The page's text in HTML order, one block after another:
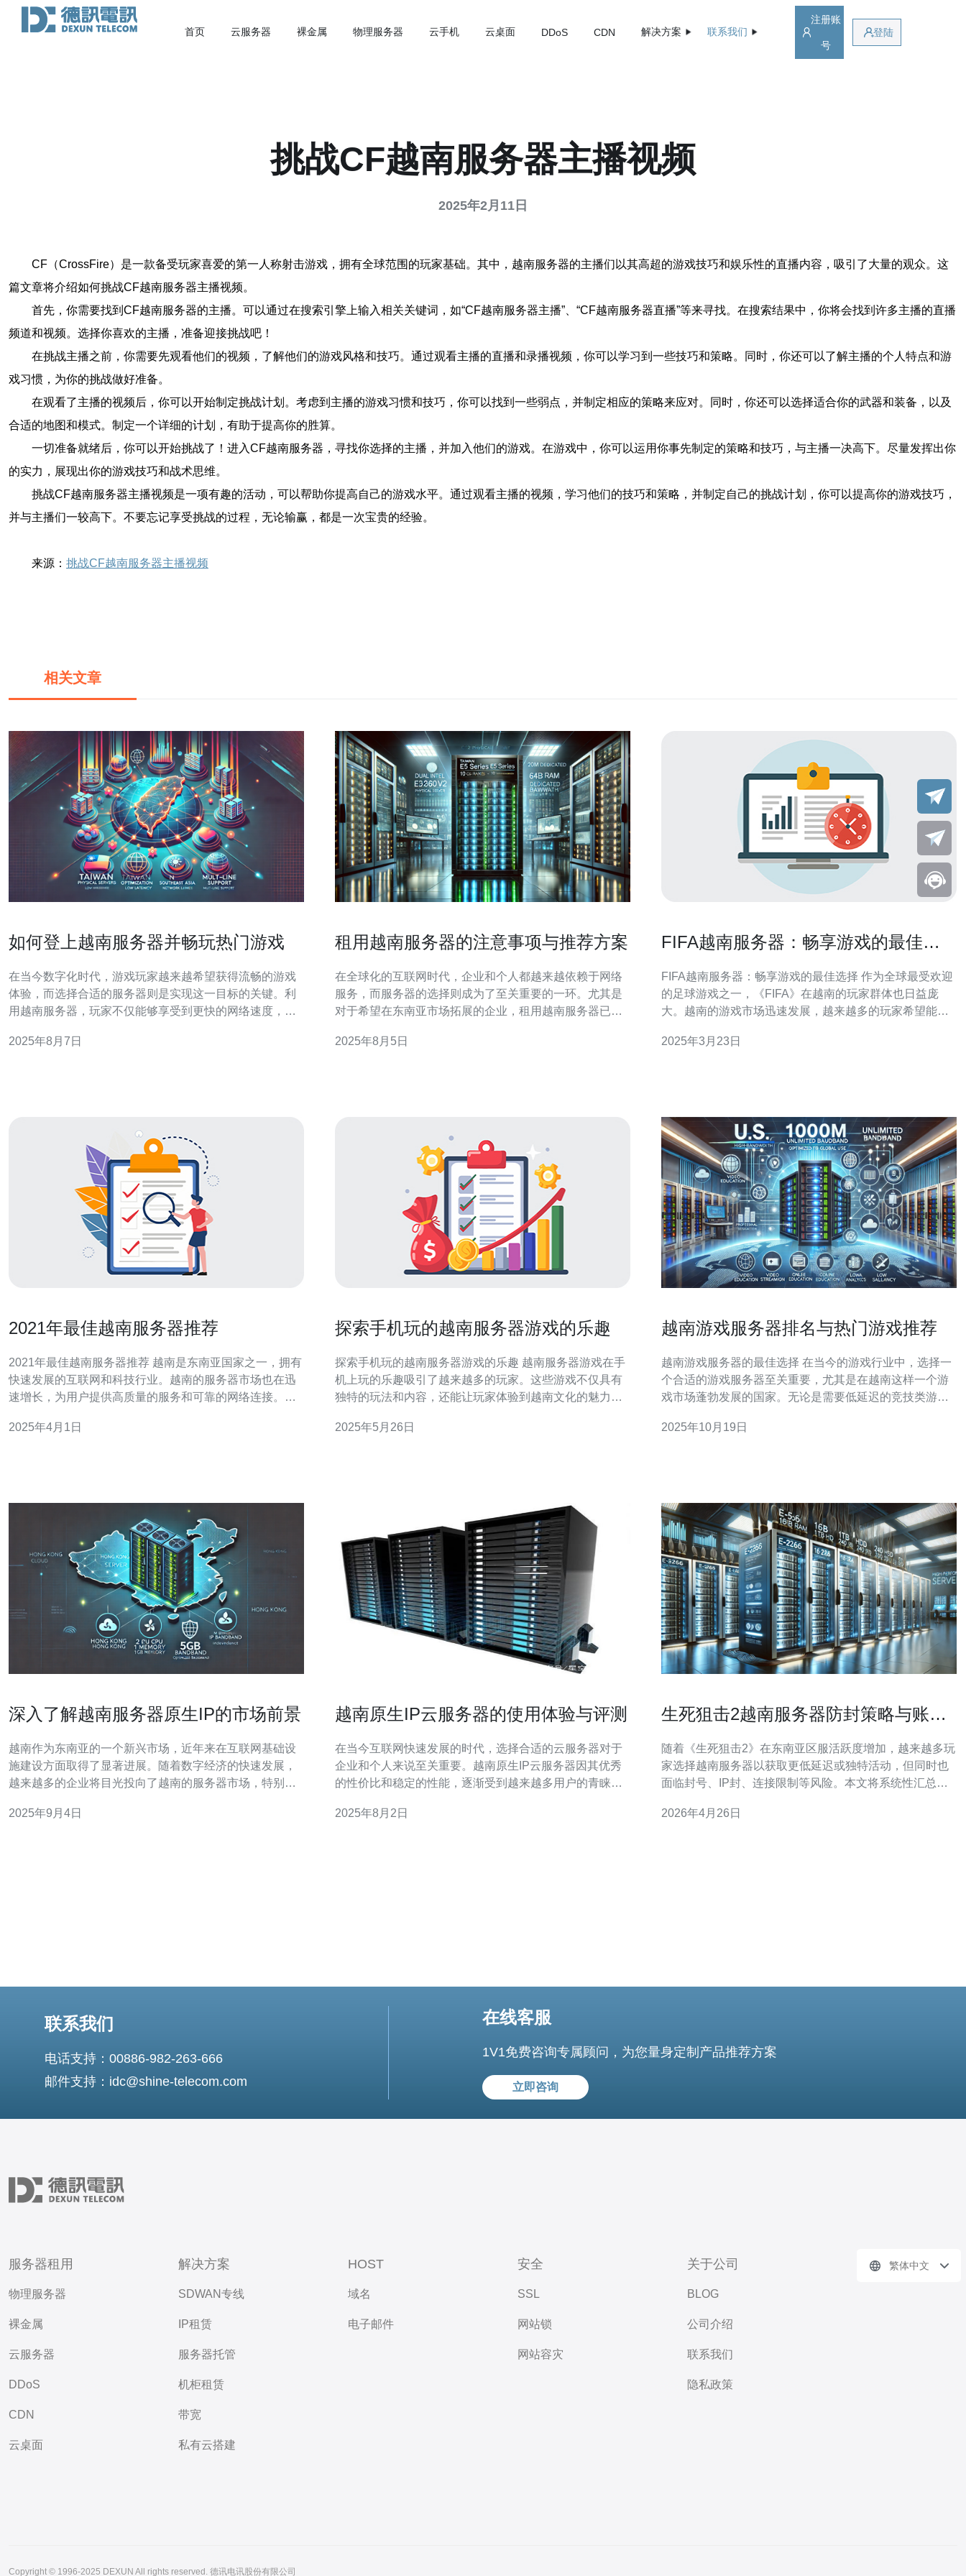
首页 云服务器 裸金属 物理服务器 云手机 云桌面 DDoS CDN 解决方案 联系我们
注册账
号
登陆
挑战CF越南服务器主播视频
2025年2月11日
CF（CrossFire）是一款备受玩家喜爱的第一人称射击游戏，拥有全球范围的玩家基础。其中，越南服务器的主播们以其高超的游戏技巧和娱乐性的直播内容，吸引了大量的观众。这
篇文章将介绍如何挑战CF越南服务器主播视频。
首先，你需要找到CF越南服务器的主播。可以通过在搜索引擎上输入相关关键词，如“CF越南服务器主播”、“CF越南服务器直播”等来寻找。在搜索结果中，你将会找到许多主播的直播
频道和视频。选择你喜欢的主播，准备迎接挑战吧！
在挑战主播之前，你需要先观看他们的视频，了解他们的游戏风格和技巧。通过观看主播的直播和录播视频，你可以学习到一些技巧和策略。同时，你还可以了解主播的个人特点和游
戏习惯，为你的挑战做好准备。
在观看了主播的视频后，你可以开始制定挑战计划。考虑到主播的游戏习惯和技巧，你可以找到一些弱点，并制定相应的策略来应对。同时，你还可以选择适合你的武器和装备，以及
合适的地图和模式。制定一个详细的计划，有助于提高你的胜算。
一切准备就绪后，你可以开始挑战了！进入CF越南服务器，寻找你选择的主播，并加入他们的游戏。在游戏中，你可以运用你事先制定的策略和技巧，与主播一决高下。尽量发挥出你
的实力，展现出你的游戏技巧和战术思维。
挑战CF越南服务器主播视频是一项有趣的活动，可以帮助你提高自己的游戏水平。通过观看主播的视频，学习他们的技巧和策略，并制定自己的挑战计划，你可以提高你的游戏技巧，
并与主播们一较高下。不要忘记享受挑战的过程，无论输赢，都是一次宝贵的经验。
来源： 挑战CF越南服务器主播视频
相关文章
如何登上越南服务器并畅玩热门游戏
在当今数字化时代，游戏玩家越来越希望获得流畅的游戏
体验，而选择合适的服务器则是实现这一目标的关键。利
用越南服务器，玩家不仅能够享受到更快的网络速度，还
商中，德讯电讯凭借其稳定的网络性能和优质的客户服
2025年8月7日
租用越南服务器的注意事项与推荐方案
在全球化的互联网时代，企业和个人都越来越依赖于网络
服务，而服务器的选择则成为了至关重要的一环。尤其是
对于希望在东南亚市场拓展的企业，租用越南服务器已成
因素，比如价格、性能和服务质量等。本文将为您提供有
2025年8月5日
FIFA越南服务器：畅享游戏的最佳选
FIFA越南服务器：畅享游戏的最佳选择 作为全球最受欢迎
的足球游戏之一，《FIFA》在越南的玩家群体也日益庞
大。越南的游戏市场迅速发展，越来越多的玩家希望能够
来说至关重要。FIFA越南服务器成为了畅享游戏的最佳选
2025年3月23日
2021年最佳越南服务器推荐
2021年最佳越南服务器推荐 越南是东南亚国家之一，拥有
快速发展的互联网和科技行业。越南的服务器市场也在迅
速增长，为用户提供高质量的服务和可靠的网络连接。在
服务器是越南领先的服务器提供商之一。他们提供多种类
2025年4月1日
探索手机玩的越南服务器游戏的乐趣
探索手机玩的越南服务器游戏的乐趣 越南服务器游戏在手
机上玩的乐趣吸引了越来越多的玩家。这些游戏不仅具有
独特的玩法和内容，还能让玩家体验到越南文化的魅力。
务器游戏的玩法独特多样，让玩家可以体验到不同于传统
2025年5月26日
越南游戏服务器排名与热门游戏推荐
越南游戏服务器的最佳选择 在当今的游戏行业中，选择一
个合适的游戏服务器至关重要，尤其是在越南这样一个游
戏市场蓬勃发展的国家。无论是需要低延迟的竞技类游
器将直接影响到游戏体验。 那么，什么样的服务器是最佳
2025年10月19日
深入了解越南服务器原生IP的市场前景
越南作为东南亚的一个新兴市场，近年来在互联网基础设
施建设方面取得了显著进展。随着数字经济的快速发展，
越来越多的企业将目光投向了越南的服务器市场，特别是
前景，并提供详细的操作指南，帮助您在这一领域中获得
2025年9月4日
越南原生IP云服务器的使用体验与评测
在当今互联网快速发展的时代，选择合适的云服务器对于
企业和个人来说至关重要。越南原生IP云服务器因其优秀
的性价比和稳定的性能，逐渐受到越来越多用户的青睐。
帮助您更好地理解其使用体验。 越南原生IP云服务器的性
2025年8月2日
生死狙击2越南服务器防封策略与账号
随着《生死狙击2》在东南亚区服活跃度增加，越来越多玩
家选择越南服务器以获取更低延迟或独特活动，但同时也
面临封号、IP封、连接限制等风险。本文将系统性汇总针
及账号安全注意事项，帮助玩家在合规前提下降低被封风
2026年4月26日
联系我们
电话支持：00886-982-263-666
邮件支持：idc@shine-telecom.com
在线客服
1V1免费咨询专属顾问，为您量身定制产品推荐方案
立即咨询
服务器租用
物理服务器
裸金属
云服务器
DDoS
CDN
云桌面
解决方案
SDWAN专线
IP租赁
服务器托管
机柜租赁
带宽
私有云搭建
HOST
域名
电子邮件
安全
SSL
网站锁
网站容灾
关于公司
BLOG
公司介绍
联系我们
隐私政策
繁体中文
Copyright © 1996-2025 DEXUN All rights reserved. 德讯电讯股份有限公司